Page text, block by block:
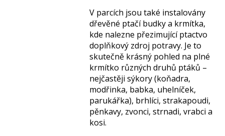
V parcích jsou také instalovány
dřevěné ptačí budky a krmítka,
kde nalezne přezimující ptactvo
doplňkový zdroj potravy. Je to
skutečně krásný pohled na plné
krmítko různých druhů ptáků –
nejčastěji sýkory (koňadra,
modřinka, babka, uhelníček,
parukářka), brhlíci, strakapoudi,
pěnkavy, zvonci, strnadi, vrabci a
kosi.